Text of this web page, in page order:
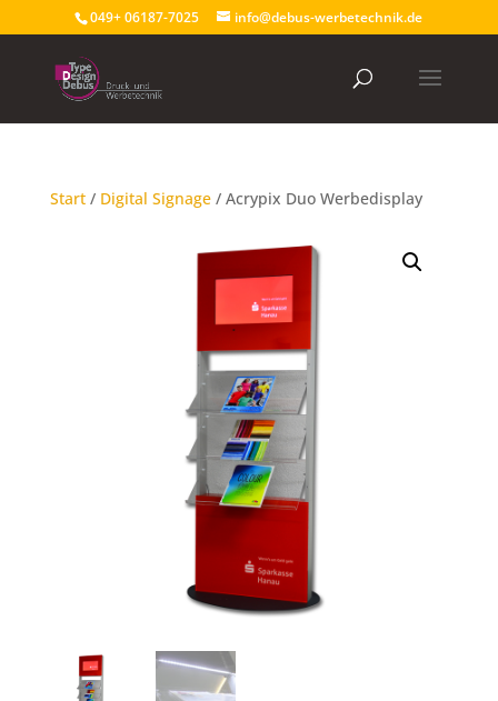
049+ 06187-7025 info@debus-werbetechnik.de
Start/ Digital Signage/ Acrypix Duo Werbedisplay